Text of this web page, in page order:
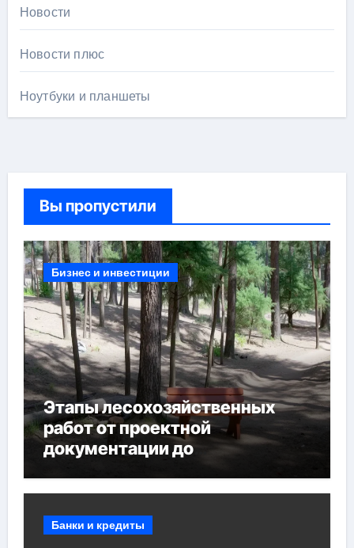
Новости
Новости плюс
Ноутбуки и планшеты
Вы пропустили
Бизнес и инвестиции
Этапы лесохозяйственных
работ от проектной
документации до
мероприятий и обустройства
Банки и кредиты